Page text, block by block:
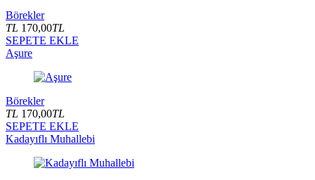
Börekler
TL 170,00TL
SEPETE EKLE
Aşure
Börekler
TL 170,00TL
SEPETE EKLE
Kadayıflı Muhallebi